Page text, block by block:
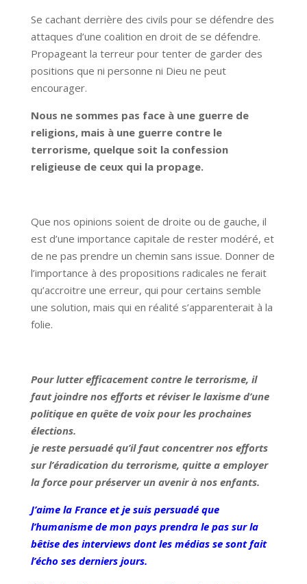
Se cachant derrière des civils pour se défendre des
attaques d’une coalition en droit de se défendre.
Propageant la terreur pour tenter de garder des
positions que ni personne ni Dieu ne peut
encourager.
Nous ne sommes pas face à une guerre de
religions, mais à une guerre contre le
terrorisme, quelque soit la confession
religieuse de ceux qui la propage.
Que nos opinions soient de droite ou de gauche, il
est d’une importance capitale de rester modéré, et
de ne pas prendre un chemin sans issue. Donner de
l’importance à des propositions radicales ne ferait
qu’accroitre une erreur, qui pour certains semble
une solution, mais qui en réalité s’apparenterait à la
folie.
Pour lutter efficacement contre le terrorisme, il
faut joindre nos efforts et réviser le laxisme d’une
politique en quête de voix pour les prochaines
élections.
je reste persuadé qu’il faut concentrer nos efforts
sur l’éradication du terrorisme, quitte a employer
la force pour préserver un avenir à nos enfants.
J’aime la France et je suis persuadé que
l’humanisme de mon pays prendra le pas sur la
bêtise des interviews dont les médias se sont fait
l’écho ses derniers jours.